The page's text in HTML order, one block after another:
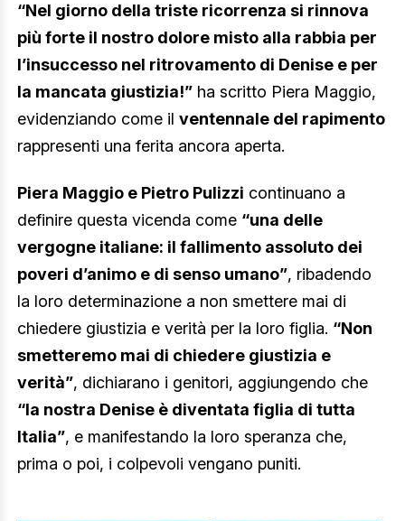
“Nel giorno della triste ricorrenza si rinnova
più forte il nostro dolore misto alla rabbia per
l’insuccesso nel ritrovamento di Denise e per
la mancata giustizia!” ha scritto Piera Maggio,
evidenziando come il ventennale del rapimento
rappresenti una ferita ancora aperta.
Piera Maggio e Pietro Pulizzi continuano a
definire questa vicenda come “una delle
vergogne italiane: il fallimento assoluto dei
poveri d’animo e di senso umano”, ribadendo
la loro determinazione a non smettere mai di
chiedere giustizia e verità per la loro figlia. “Non
smetteremo mai di chiedere giustizia e
verità”, dichiarano i genitori, aggiungendo che
“la nostra Denise è diventata figlia di tutta
Italia”, e manifestando la loro speranza che,
prima o poi, i colpevoli vengano puniti.